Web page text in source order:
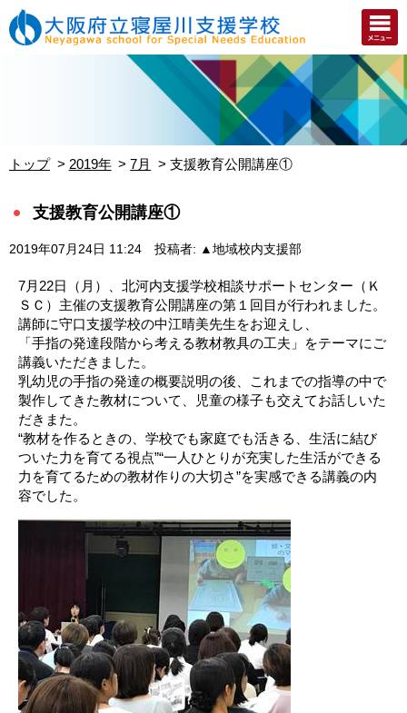
トップ 2019年 7月 支援教育公開講座①
支援教育公開講座①
2019年07月24日 11:24 投稿者: ▲地域校内支援部
7月22日（月）、北河内支援学校相談サポートセンター（Ｋ
ＳＣ）主催の支援教育公開講座の第１回目が行われました。
講師に守口支援学校の中江晴美先生をお迎えし、
「手指の発達段階から考える教材教具の工夫」をテーマにご
講義いただきました。
乳幼児の手指の発達の概要説明の後、これまでの指導の中で
製作してきた教材について、児童の様子も交えてお話しいた
だきまた。
“教材を作るときの、学校でも家庭でも活きる、生活に結び
ついた力を育てる視点”“一人ひとりが充実した生活ができる
力を育てるための教材作りの大切さ”を実感できる講義の内
容でした。